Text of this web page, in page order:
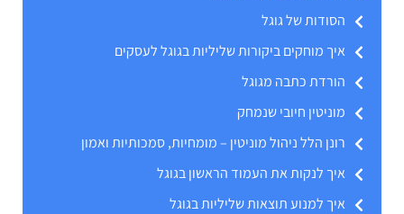
הסודות של גוגל
איך מוחקים ביקורות שליליות בגוגל לעסקים
הורדת כתבה מגוגל
מוניטין חיובי שנמחק
רונן הלל ניהול מוניטין – מומחיות, סמכותיות ואמון
איך לנקות את העמוד הראשון בגוגל
איך למנוע תוצאות שליליות בגוגל